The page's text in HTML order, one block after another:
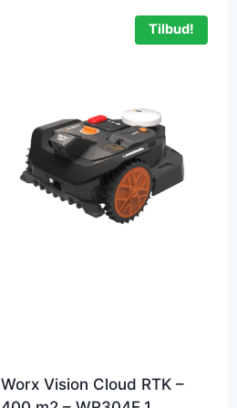
Tilbud!
Worx Vision Cloud RTK –